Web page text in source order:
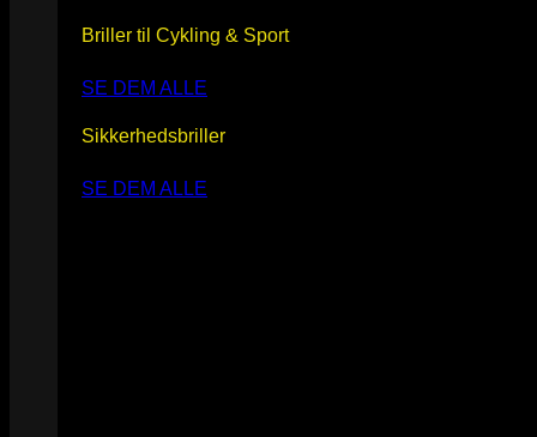
Briller til Cykling & Sport
SE DEM ALLE
Sikkerhedsbriller
SE DEM ALLE